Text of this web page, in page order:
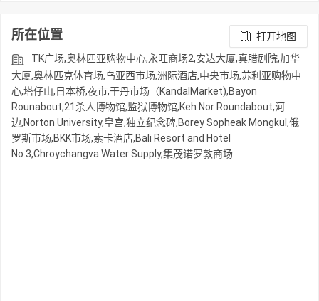
所在位置
打开地图
TK广场,奥林匹亚购物中心,永旺商场2,安达大厦,真腊剧院,加华
大厦,奥林匹克体育场,乌亚西市场,洲际酒店,中央市场,苏利亚购物中
心,塔仔山,日本桥,夜市,干丹市场（KandalMarket),Bayon
Rounabout,21杀人博物馆,监狱博物馆,Keh Nor Roundabout,河
边,Norton University,皇宫,独立纪念碑,Borey Sopheak Mongkul,俄
罗斯市场,BKK市场,索卡酒店,Bali Resort and Hotel
No.3,Chroychangva Water Supply,集茂诺罗敦商场